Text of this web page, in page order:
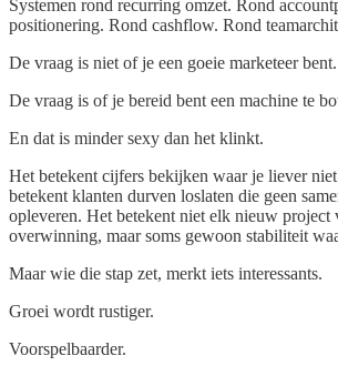
Systemen rond recurring omzet. Rond
positionering. Rond cashflow. Rond
De vraag is niet of je een goeie marketeer bent.
De vraag is of je bereid bent een machine te
En dat is minder sexy dan het klinkt.
Het betekent cijfers bekijken waar je liever
betekent klanten durven loslaten die geen
opleveren. Het betekent niet elk nieuw project
overwinning, maar soms gewoon stabiliteit
Maar wie die stap zet, merkt iets interessants.
Groei wordt rustiger.
Voorspelbaarder.